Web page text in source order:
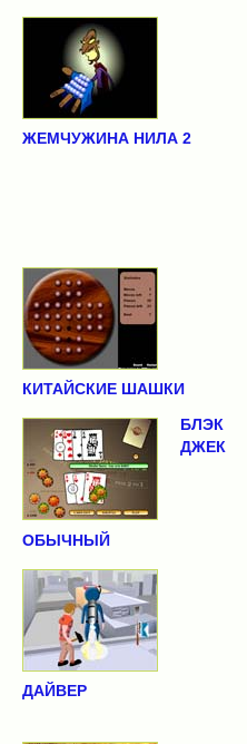
ЖЕМЧУЖИНА НИЛА 2
КИТАЙСКИЕ ШАШКИ
БЛЭК
ДЖЕК
ОБЫЧНЫЙ
ДАЙВЕР